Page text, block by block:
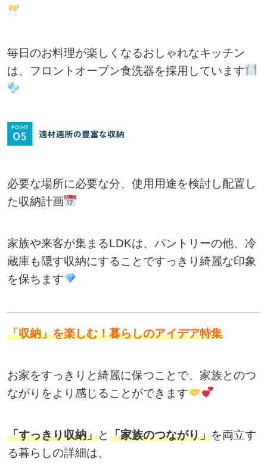
毎日のお料理が楽しくなるおしゃれなキッチン
は、フロントオープン食洗器を採用しています
必要な場所に必要な分、使用用途を検討し配置し
た収納計画
家族や来客が集まるLDKは、パントリーの他、冷
蔵庫も隠す収納にすることですっきり綺麗な印象
を保ちます
「収納」を楽しむ！暮らしのアイデア特集
お家をすっきりと綺麗に保つことで、家族とのつ
ながりをより感じることができます
「すっきり収納」と「家族のつながり」を両立す
る暮らしの詳細は、